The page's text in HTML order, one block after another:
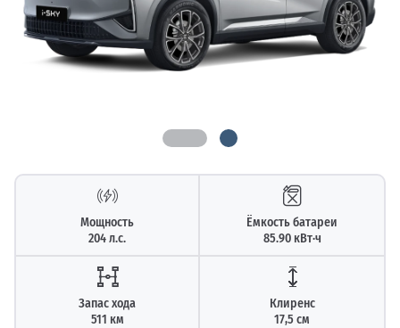
Мощность
204 л.с.
Ёмкость батареи
85.90 кВт⋅ч
Запас хода
511 км
Клиренс
17,5 см